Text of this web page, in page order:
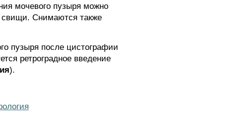
мочевого пузыря можно
свищи. Снимаются также
пузыря после цистографии
ретроградное введение
).